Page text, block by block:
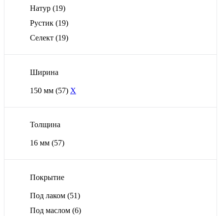
Натур (19)
Рустик (19)
Селект (19)
Ширина
150 мм (57) X
Толщина
16 мм (57)
Покрытие
Под лаком (51)
Под маслом (6)